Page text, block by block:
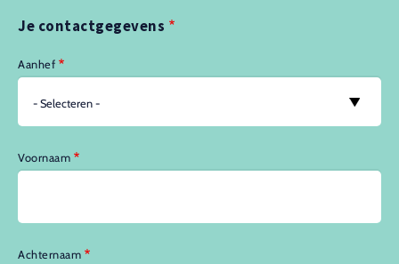
Je contactgegevens
Aanhef
Voornaam
Achternaam